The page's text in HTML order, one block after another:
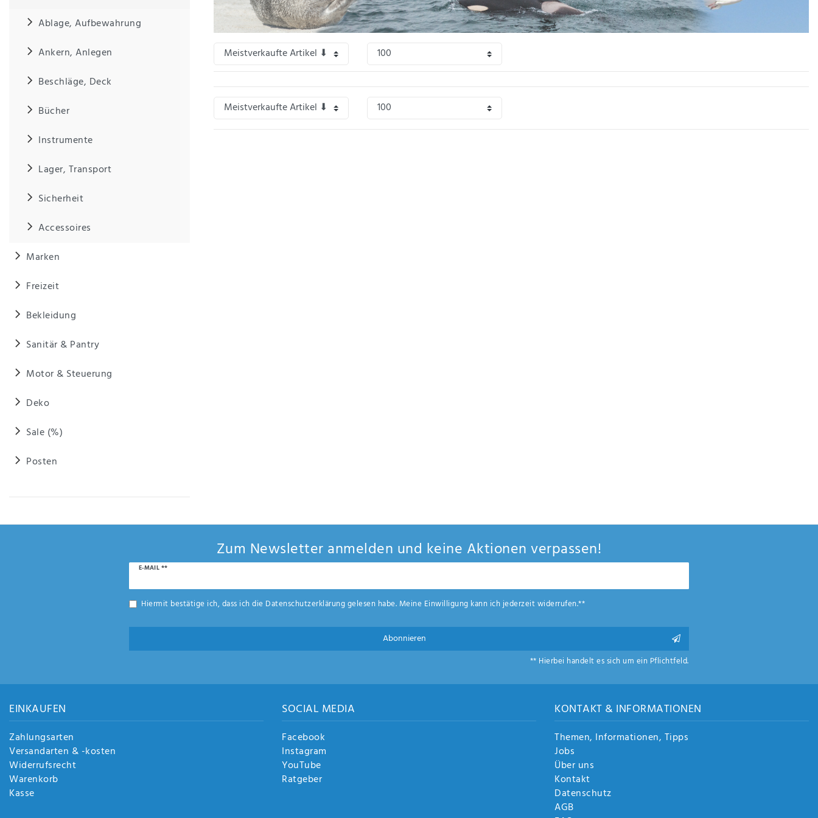
Ablage, Aufbewahrung
Ankern, Anlegen
Beschläge, Deck
Bücher
Instrumente
Lager, Transport
Sicherheit
Accessoires
Marken
Freizeit
Bekleidung
Sanitär & Pantry
Motor & Steuerung
Deko
Sale (%)
Posten
IHRE E-MAIL ADRESSE
bestätige
ich, dass
Daten­
erklärung
habe.
Anf
rag
sen
n
Zum Newsletter anmelden und keine Aktionen verpassen!
E-MAIL **
Newsletter
Hiermit bestätige ich, dass ich die Daten­schutz­erklärunggelesen habe. Meine Einwilligung kann ich jederzeit widerrufen.**
Abonnieren
** Hierbei handelt es sich um ein Pflichtfeld.
EINKAUFEN
Zahlungsarten
Versandarten & -kosten
Widerrufsrecht
Warenkorb
Kasse
SOCIAL MEDIA
Facebook
Instagram
YouTube
Ratgeber
KONTAKT & INFORMATIONEN
Themen, Informationen, Tipps
Jobs
Über uns
Kontakt
Datenschutz
AGB